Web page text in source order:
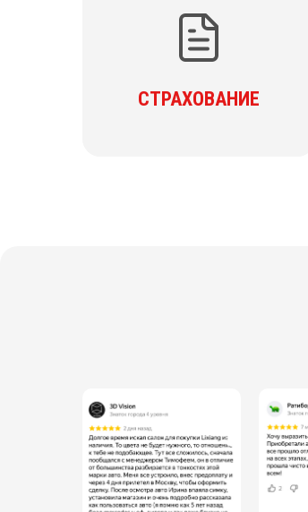
СТРАХОВАНИЕ